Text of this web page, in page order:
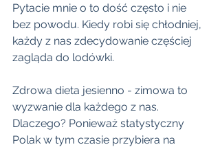
Pytacie mnie o to dość często i nie
bez powodu. Kiedy robi się chłodniej,
każdy z nas zdecydowanie częściej
zagląda do lodówki.
Zdrowa dieta jesienno - zimowa to
wyzwanie dla każdego z nas.
Dlaczego? Ponieważ statystyczny
Polak w tym czasie przybiera na